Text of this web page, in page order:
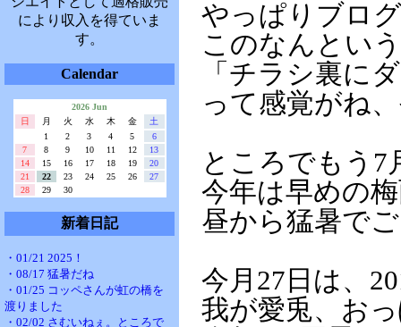
により収入を得ていま
す。
Calendar
2026 Jun
日
月 火 水 木 金
土
1
2 3 4 5
6
7
8 9 10 11 12
13
14
15 16 17 18 19
20
21
22 23 24 25 26
27
28
29 30
新着日記
・01/21 2025！
・08/17 猛暑だね
・01/25 コッペさんが虹の橋を
渡りました
・02/02 さむいねぇ。ところで
やっぱりブロ
このなんとい
「チラシ裏に
って感覚がね
ところでもう7
今年は早めの
昼から猛暑で
今月27日は、
我が愛兎、お